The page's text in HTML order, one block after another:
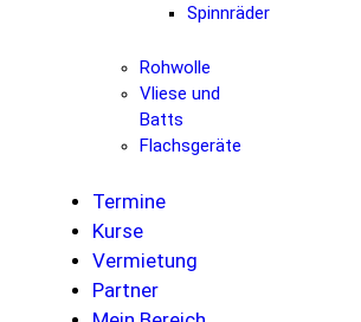
Spinnräder
Rohwolle
Vliese und
Batts
Flachsgeräte
Termine
Kurse
Vermietung
Partner